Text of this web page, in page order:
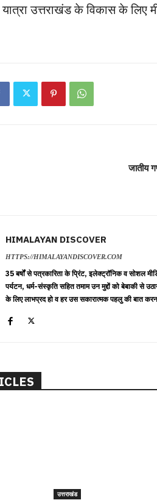
उत्तराखंड के विकास के लिए
जातीय
HIMALAYAN DISCOVER
HTTPS://HIMALAYANDISCOVER.COM
35 बर्षों से पत्रकारिता के प्रिंट, इलेक्ट्रॉनिक व सोशल
पर्यटन, धर्म-संस्कृति सहित तमाम उन मुद्दों को बेबाकी से
के लिए लाभप्रद हो व हर उस सकारात्मक पहलु की बात
उत्तराखंड